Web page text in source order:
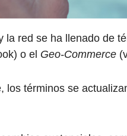
la red se ha llenado de
o el Geo-Commerce
los términos se